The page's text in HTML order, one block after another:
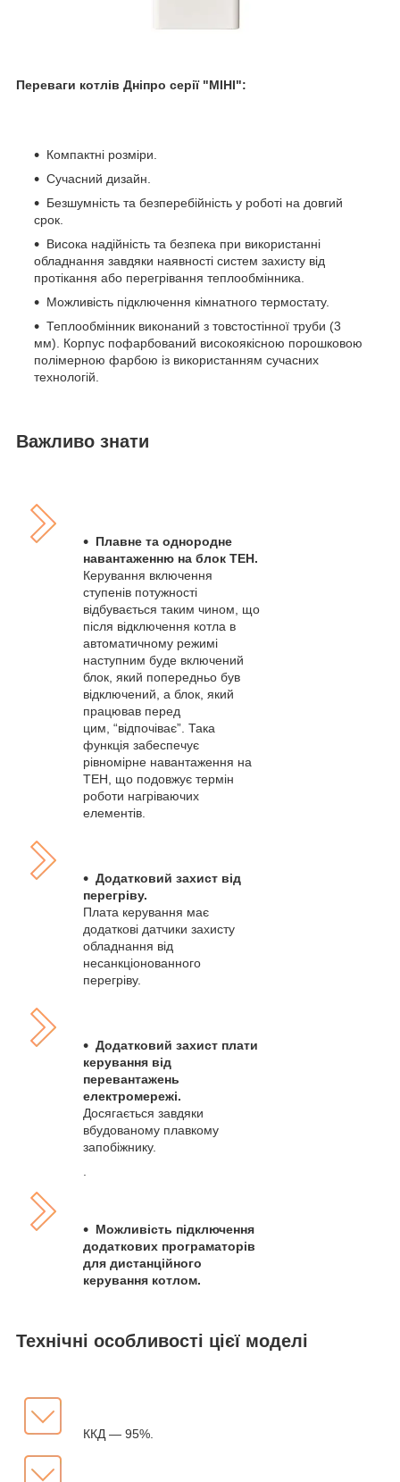
Переваги котлів Дніпро серії "МІНІ":
Компактні розміри.
Сучасний дизайн.
Безшумність та безперебійність у роботі на довгий
срок.
Висока надійність та безпека при використанні
обладнання завдяки наявності систем захисту від
протікання або перегрівання теплообмінника.
Можливість підключення кімнатного термостату.
Теплообмінник виконаний з товстостінної труби (3
мм). Корпус пофарбований високоякісною порошковою
полімерною фарбою із використанням сучасних
технологій.
Важливо знати
Плавне та однородне
навантаженню на блок ТЕН.
Керування включення
ступенів потужності
відбувається таким чином, що
після відключення котла в
автоматичному режимі
наступним буде включений
блок, який попередньо був
відключений, а блок, який
працював перед
цим, “відпочіває”. Така
функція забеспечує
рівномірне навантаження на
ТЕН, що подовжує термін
роботи нагріваючих
елементів.
Додатковий захист від
перегріву.
Плата керування має
додаткові датчики захисту
обладнання від
несанкціонованного
перегріву.
Додатковий захист плати
керування від
перевантажень
електромережі.
Досягається завдяки
вбудованому плавкому
запобіжнику.
Можливість підключення
додаткових програматорів
для дистанційного
керування котлом.
Технічні особливості цієї моделі
ККД — 95%.